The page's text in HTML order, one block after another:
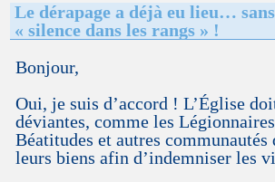
Le dérapage a déjà eu lieu…
« silence dans les rangs » !
Bonjour,
Oui, je suis d’accord ! L’Église
déviantes, comme les
Béatitudes et autres
leurs biens afin d’indemniser les